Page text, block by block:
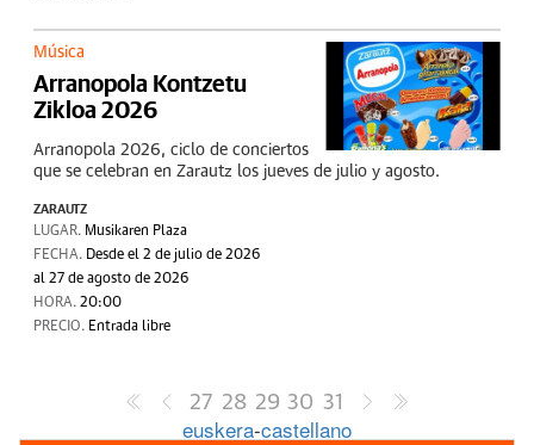
Música
Arranopola Kontzetu
Zikloa 2026
Arranopola 2026, ciclo de conciertos
que se celebran en Zarautz los jueves de julio y agosto.
ZARAUTZ
LUGAR. Musikaren Plaza
FECHA. Desde el 2 de julio de 2026
al 27 de agosto de 2026
HORA. 20:00
PRECIO. Entrada libre
27 28 29 30 31
euskera-castellano